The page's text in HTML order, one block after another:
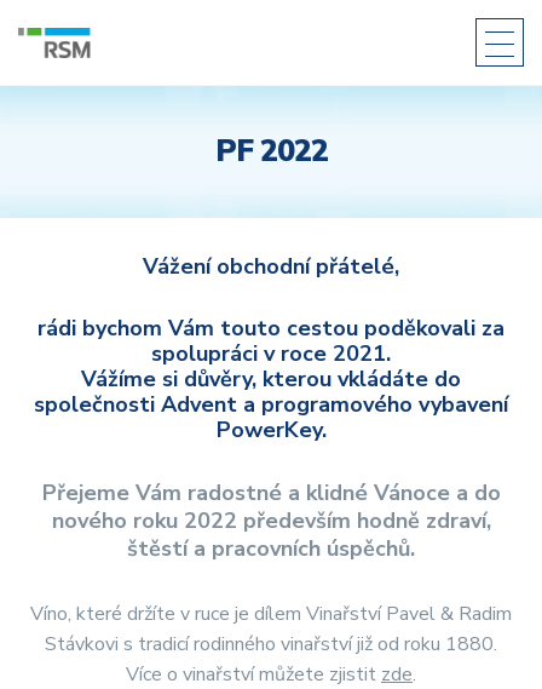
Docházkový systém PowerKey
HW Docházkové terminály
SW Docházkové terminály
Přístupový systém PowerKey
Přístupové čtečky/snímače
Přístupové jednotky
Ostatní komponenty přístupového systému
Rozšiřující moduly PowerKey
Individuální řešení
Aktuality
Školení
PF 2022
Vážení obchodní přátelé,
rádi bychom Vám touto cestou poděkovali za
spolupráci v roce 2021.
Vážíme si důvěry, kterou vkládáte do
společnosti Advent a programového vybavení
PowerKey.
Přejeme Vám radostné a klidné Vánoce a do
nového roku 2022 především hodně zdraví,
štěstí a pracovních úspěchů.
Víno, které držíte v ruce je dílem Vinařství Pavel & Radim
Stávkovi s tradicí rodinného vinařství již od roku 1880.
Více o vinařství můžete zjistit zde.